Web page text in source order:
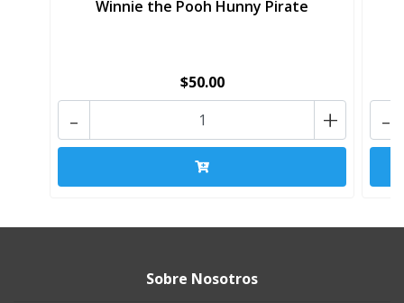
Winnie the Pooh Hunny Pirate
$50.00
+
- -
Sobre Nosotros